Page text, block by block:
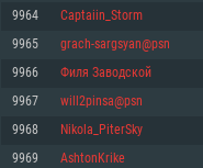
Mínimo
Sistema Operativo: Windows
Processador: Dual-Core 2.2 GHz
Mínimo
Sistema Operativo: Mac OS
Processador: Core i5 2.2GHz
Mínimo
Sistema Operativo:
Processador: Dual-Core 2.4 GHz
9964 Captaiin_Storm
9965 grach-sargsyan@psn
9966 Филя Заводской
9967 will2pinsa@psn
9968 Nikola_PiterSky
9969 AshtonKrike